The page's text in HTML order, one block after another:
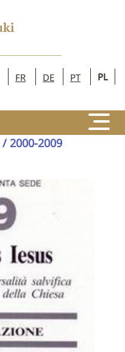
FR DE PT PL
/ 2000-2009